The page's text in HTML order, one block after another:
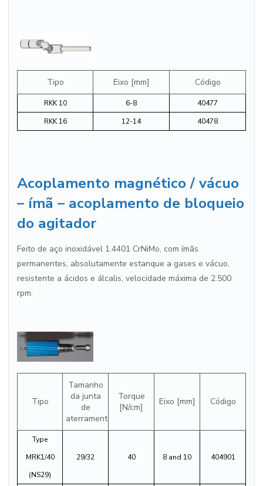
Tipo Eixo [mm] Código
RKK 10 6-8
40477
RKK 16
12-14 40478
Acoplamento magnético / vácuo
– ímã – acoplamento de bloqueio
do agitador
Feito de aço inoxidável 1.4401 CrNiMo, com ímãs
permanentes, absolutamente estanque a gases e vácuo,
resistente a ácidos e álcalis, velocidade máxima de 2.500
rpm.
Tipo
Tamanho
da junta
de
aterramento NS
Torque
[N/cm]
Eixo [mm] Código
Type
MRK1/40
(NS29)
29/32 40 8 and 10 404901